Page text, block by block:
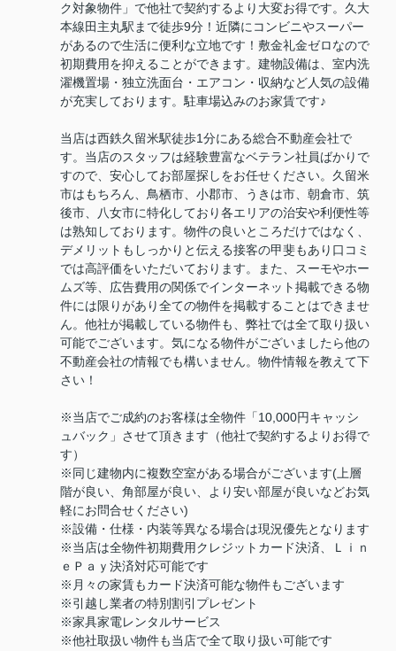
ク対象物件」で他社で契約するより大変お得です。久大
本線田主丸駅まで徒歩9分！近隣にコンビニやスーパー
があるので生活に便利な立地です！敷金礼金ゼロなので
初期費用を抑えることができます。建物設備は、室内洗
濯機置場・独立洗面台・エアコン・収納など人気の設備
が充実しております。駐車場込みのお家賃です♪
当店は西鉄久留米駅徒歩1分にある総合不動産会社で
す。当店のスタッフは経験豊富なベテラン社員ばかりで
すので、安心してお部屋探しをお任せください。久留米
市はもちろん、鳥栖市、小郡市、うきは市、朝倉市、筑
後市、八女市に特化しており各エリアの治安や利便性等
は熟知しております。物件の良いところだけではなく、
デメリットもしっかりと伝える接客の甲斐もあり口コミ
では高評価をいただいております。また、スーモやホー
ムズ等、広告費用の関係でインターネット掲載できる物
件には限りがあり全ての物件を掲載することはできませ
ん。他社が掲載している物件も、弊社では全て取り扱い
可能でございます。気になる物件がございましたら他の
不動産会社の情報でも構いません。物件情報を教えて下
さい！
※当店でご成約のお客様は全物件「10,000円キャッシ
ュバック」させて頂きます（他社で契約するよりお得で
す）
※同じ建物内に複数空室がある場合がございます(上層
階が良い、角部屋が良い、より安い部屋が良いなどお気
軽にお問合せください)
※設備・仕様・内装等異なる場合は現況優先となります
※当店は全物件初期費用クレジットカード決済、Ｌｉｎ
ｅＰａｙ決済対応可能です
※月々の家賃もカード決済可能な物件もございます
※引越し業者の特別割引プレゼント
※家具家電レンタルサービス
※他社取扱い物件も当店で全て取り扱い可能です